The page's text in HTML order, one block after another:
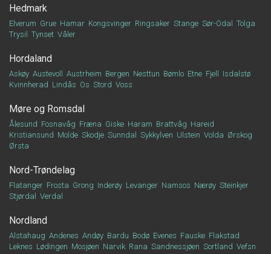
Hedmark
Elverum Grue Hamar Kongsvinger Ringsaker Stange Sør-Odal
Tolga
Trysil
Tynset Våler
Hordaland
Askøy Austevoll Austrheim Bergen Nesttun Bømlo Etne Fjell
Isdalstø
Kvinnherad Lindås Os Stord Voss
Møre og Romsdal
Ålesund Fosnavåg Fræna Giske Haram Brattvåg Hareid
Kristiansund Molde Skodje Sunndal Sykkylven Ulstein Volda Ørskog
Ørsta
Nord-Trøndelag
Flatanger Frosta Grong Inderøy Levanger Namsos Nærøy Steinkjer
Stjørdal
Verdal
Nordland
Alstahaug Andenes Andøy Bardu Bodø Evenes Fauske Flakstad
Leknes Lødingen Mosjøen Narvik Rana Sandnessjøen Sortland Vefsn